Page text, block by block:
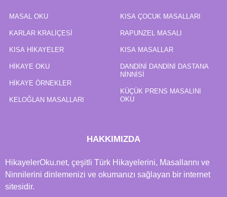
MASAL OKU
KARLAR KRALIÇESI
KISA HIKAYELER
HIKAYE OKU
HIKAYE ÖRNEKLER
KELOĞLAN MASALLARI
KISA ÇOCUK MASALLARI
RAPUNZEL MASALI
KISA MASALLAR
DANDINI DANDINI DASTANA
NINNISI
KÜÇÜK PRENS MASALINI
OKU
HAKKIMIZDA
HikayelerOku.net, çeşitli Türk Hikayelerini, Masallarını ve
Ninnilerini dinlemenizi ve okumanızı sağlayan bir internet
sitesidir.